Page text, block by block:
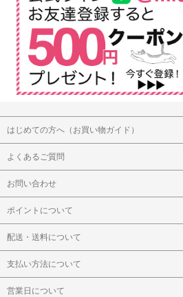
はじめての方へ（お買い物ガイド）
よくあるご質問
お問い合わせ
ポイントについて
配送・送料について
支払い方法について
営業日について